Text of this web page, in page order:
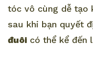
tóc vô cùng dễ tạo
sau khi bạn quyết
đuôi có thể kể đến